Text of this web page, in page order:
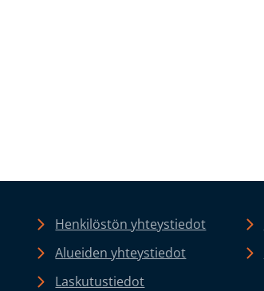
Henkilöstön yhteystiedot
Alueiden yhteystiedot
Laskutustiedot